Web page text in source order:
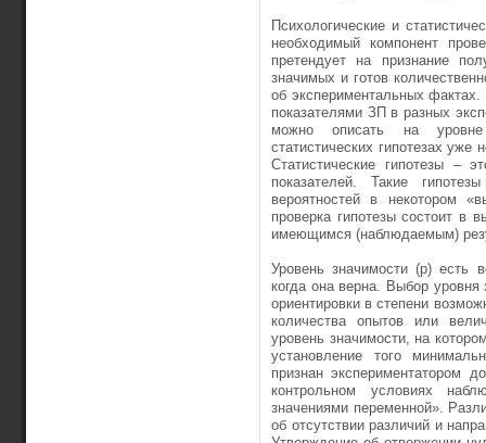
Психологические и
необходимый компонент
претендует на признание
значимых и готов
об экспериментальных
показателями ЗП в разных
можно описать на уровне
статистических гипотезах
Статистические гипотезы –
показателей. Такие
вероятностей в некотором
проверка гипотезы состоит в
имеющимся (наблюдаемым)
Уровень значимости (р) есть
когда она верна. Выбор
ориентировки в степени
количества опытов или
уровень значимости, на
установление того
признан экспериментатором
контрольном условиях
значениями переменной».
об отсутствии различий и